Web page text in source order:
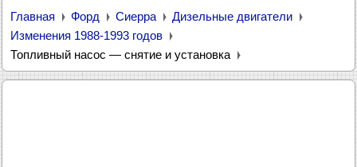
Главная Форд Сиерра
Дизельные двигатели
Изменения 1988-1993 годов
Топливный насос — снятие и установка